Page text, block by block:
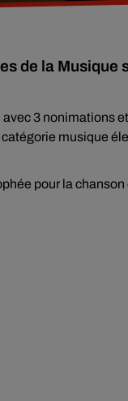
de la Musique
3 nonimations
catégorie musique
pour la